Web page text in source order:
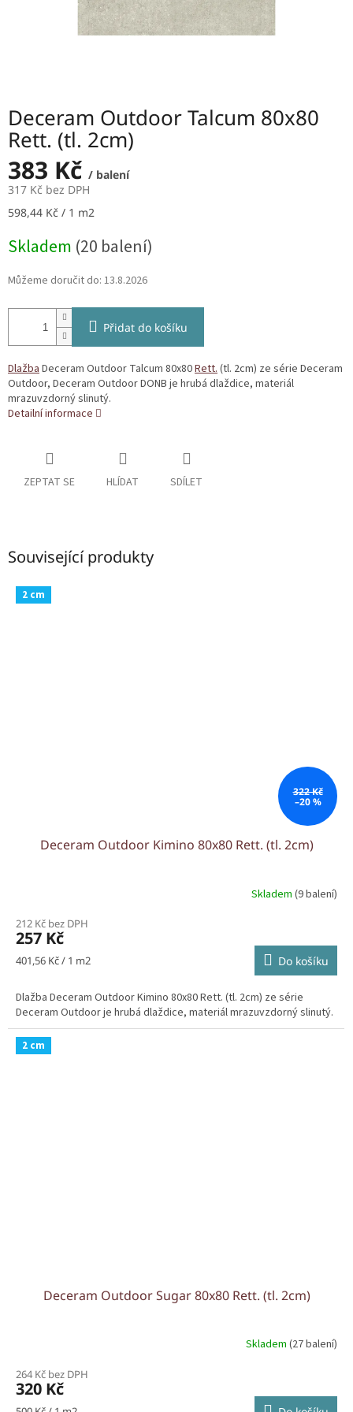
Deceram Outdoor Talcum 80x80
Rett. (tl. 2cm)
383 Kč / balení
317 Kč bez DPH
Měrná
598,44 Kč / 1 m2
Skladem (20 balení)
Můžeme doručit do: 13.8.2026
Přidat do košíku
DlažbaDeceram Outdoor Talcum 80x80Rett.(tl. 2cm) ze série Deceram
Outdoor, Deceram Outdoor DONB je hrubá dlaždice, materiál
mrazuvzdorný slinutý.
Detailní informace
ZEPTAT SE HLÍDAT SDÍLET
Související produkty
2 cm
322 Kč
–20 %
Deceram Outdoor Kimino 80x80 Rett. (tl. 2cm)
Skladem (9 balení)
212 Kč bez DPH
257 Kč
Měrná
401,56 Kč / 1 m2 Do košíku
Dlažba Deceram Outdoor Kimino 80x80 Rett. (tl. 2cm) ze série
Deceram Outdoor je hrubá dlaždice, materiál mrazuvzdorný slinutý.
2 cm
Deceram Outdoor Sugar 80x80 Rett. (tl. 2cm)
Skladem (27 balení)
264 Kč bez DPH
320 Kč